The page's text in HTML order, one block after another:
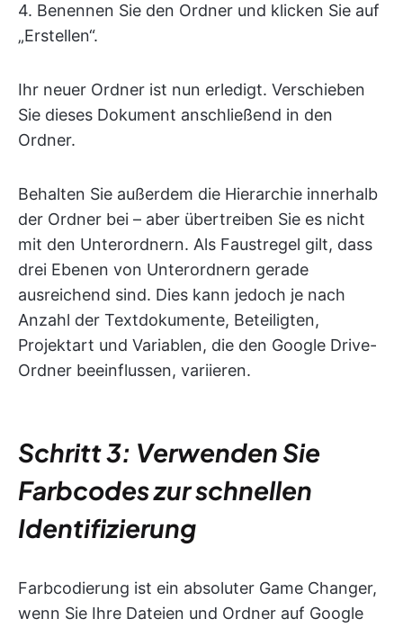
4. Benennen Sie den Ordner und klicken Sie auf
„Erstellen“.
Ihr neuer Ordner ist nun erledigt. Verschieben
Sie dieses Dokument anschließend in den
Ordner.
Behalten Sie außerdem die Hierarchie innerhalb
der Ordner bei – aber übertreiben Sie es nicht
mit den Unterordnern. Als Faustregel gilt, dass
drei Ebenen von Unterordnern gerade
ausreichend sind. Dies kann jedoch je nach
Anzahl der Textdokumente, Beteiligten,
Projektart und Variablen, die den Google Drive-
Ordner beeinflussen, variieren.
Schritt 3: Verwenden Sie
Farbcodes zur schnellen
Identifizierung
Farbcodierung ist ein absoluter Game Changer,
wenn Sie Ihre Dateien und Ordner auf Google